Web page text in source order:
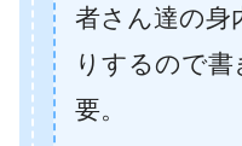
者さん達の身
りするので
要。